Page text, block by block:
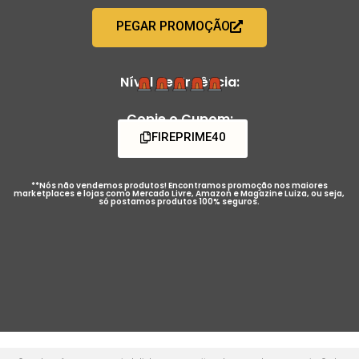
PEGAR PROMOÇÃO
Nível de Urgência:
Copie o Cupom:
FIREPRIME40
**Nós não vendemos produtos! Encontramos promoção nos maiores
marketplaces e lojas como Mercado Livre, Amazon e Magazine Luiza, ou seja,
só postamos produtos 100% seguros.